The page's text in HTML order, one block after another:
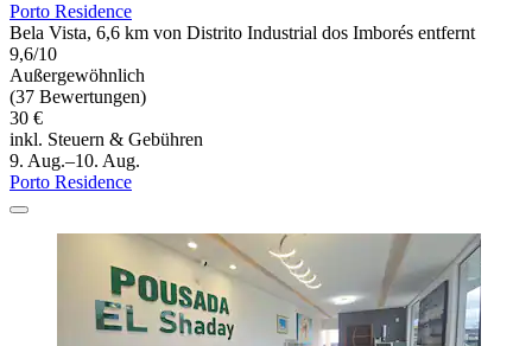
Porto Residence
Bela Vista, 6,6 km von Distrito Industrial dos Imborés entfernt
9,6/10
Außergewöhnlich
(37 Bewertungen)
30 €
inkl. Steuern & Gebühren
9. Aug.–10. Aug.
Porto Residence